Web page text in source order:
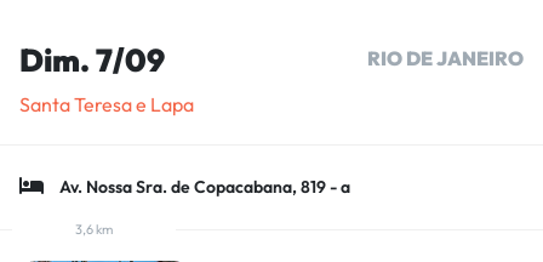
Dim. 7/09
RIO DE JANEIRO
Santa Teresa e Lapa
Av. Nossa Sra. de Copacabana, 819 - a
3,6 km